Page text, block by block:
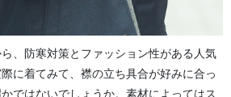
、防寒対策とファッション性がある人気
に着てみて、襟の立ち具合が好みに合っ
ではないでしょうか。素材によってはス